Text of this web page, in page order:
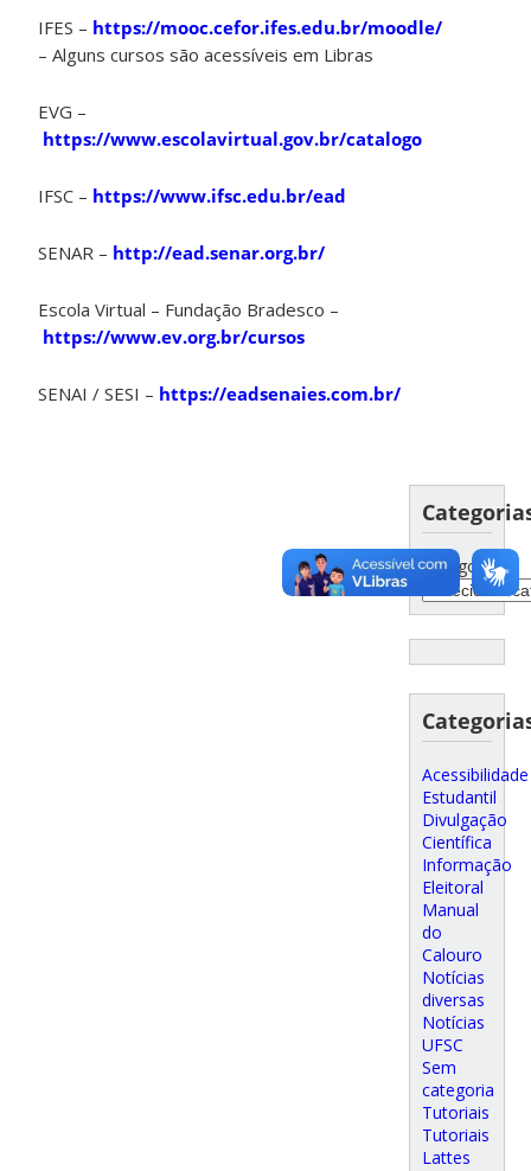
IFES – https://mooc.cefor.ifes.edu.br/moodle/
– Alguns cursos são acessíveis em Libras
EVG –
https://www.escolavirtual.gov.br/catalogo
IFSC – https://www.ifsc.edu.br/ead
SENAR – http://ead.senar.org.br/
Escola Virtual – Fundação Bradesco –
https://www.ev.org.br/cursos
SENAI / SESI – https://eadsenaies.com.br/
Categorias
Acessibilidade
Estudantil
Divulgação
Científica
Informação
Eleitoral
Manual
do
Calouro
Notícias
diversas
Notícias
UFSC
Sem
categoria
Tutoriais
Tutoriais
Lattes